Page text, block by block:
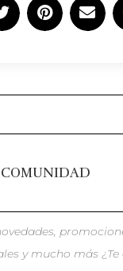
y mucho más